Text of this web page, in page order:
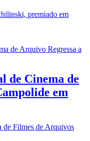
premiado em
de Cinema de
em
Filmes de Arquivos